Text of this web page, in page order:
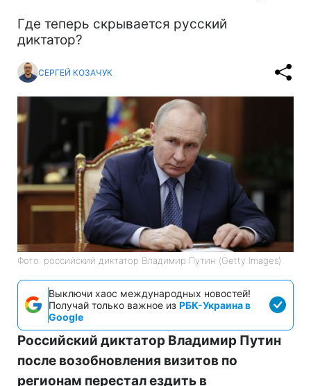
Где теперь скрывается русский
диктатор?
СЕРГЕЙ КОЗАЧУК
Фото: российский диктатор Владимир Путин (Getty Images)
Выключи хаос международных новостей!
Получай только важное из РБК-Украина в
Google
Российский диктатор Владимир Путин
после возобновления визитов по
регионам перестал ездить в